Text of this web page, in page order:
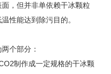
，但并非单依赖干冰颗粒
性能达到除污目的。
个部分：
制作成一定规格的干冰颗